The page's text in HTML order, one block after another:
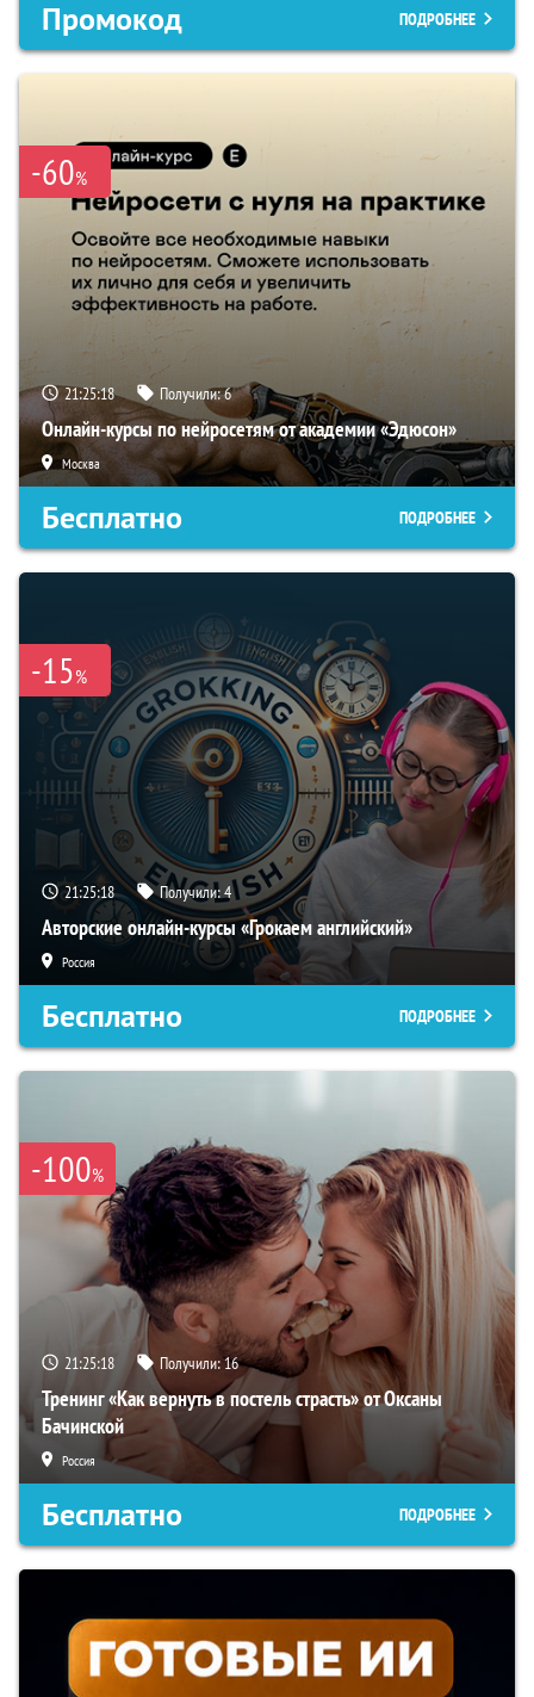
Промокод ПОДРОБНЕЕ
-60%
21:25:17 Получили:6
Онлайн-курсы по нейросетям от академии «Эдюсон»
Москва
Бесплатно ПОДРОБНЕЕ
-15%
21:25:17 Получили:4
Авторские онлайн-курсы «Грокаем английский»
Россия
Бесплатно ПОДРОБНЕЕ
-100%
21:25:17 Получили:16
Тренинг «Как вернуть в постель страсть» от Оксаны
Бачинской
Россия
Бесплатно ПОДРОБНЕЕ